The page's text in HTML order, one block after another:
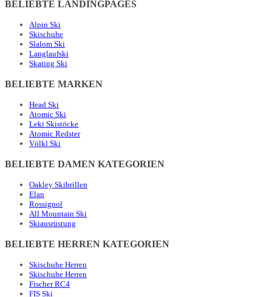
BELIEBTE LANDINGPAGES
Alpin Ski
Skischuhe
Slalom Ski
Langlaufski
Skating Ski
BELIEBTE MARKEN
Head Ski
Atomic Ski
Leki Skistöcke
Atomic Redster
Völkl Ski
BELIEBTE DAMEN KATEGORIEN
Oakley Skibrillen
Elan
Rossignol
All Mountain Ski
Skiausrüstung
BELIEBTE HERREN KATEGORIEN
Skischuhe Herren
Skischuhe Herren
Fischer RC4
FIS Ski